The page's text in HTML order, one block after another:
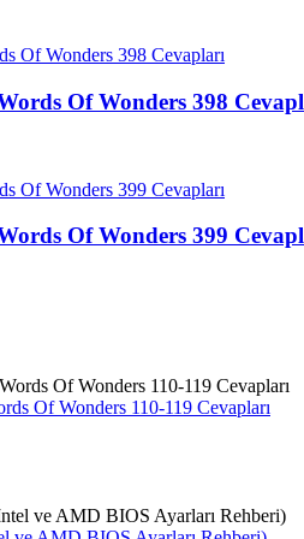
Of Wonders 398
Of Wonders 399
Of Wonders 110-119 Cevapları